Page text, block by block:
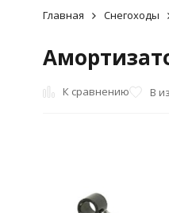
Главная Снегоходы
К сравнению В